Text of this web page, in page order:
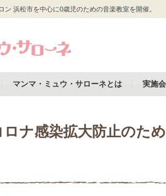
ン 浜松市を中心に0歳児のための音楽教室を開催。
マンマ・ミュウ・サローネとは 実施
ロナ感染拡大防止のた